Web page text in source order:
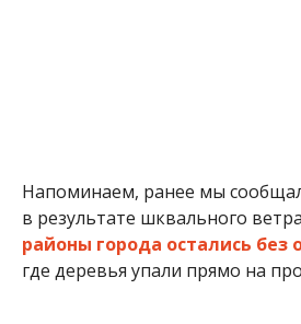
где деревья упали прямо на